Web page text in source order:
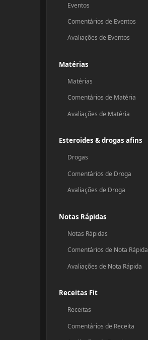
Eventos
Comentários de Eventos
Avaliações de Eventos
Matérias
Matérias
Comentários de Matéria
Avaliações de Matéria
Esteroides & drogas afins
Drogas
Comentários de Droga
Avaliações de Droga
Notas Rápidas
Notas Rápidas
Comentários de Nota Rápida
Avaliações de Nota Rápida
Receitas Fit
Receitas
Comentários de Receita